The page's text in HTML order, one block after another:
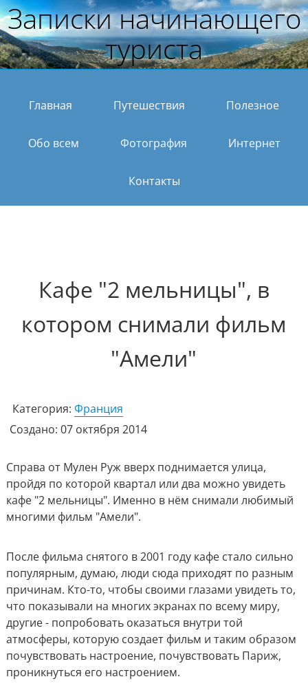
Записки начинающего
туриста
Главная Путешествия Полезное
Обо всем Фотография Интернет
Контакты
Кафе "2 мельницы", в
котором снимали фильм
"Амели"
Категория: Франция
Создано: 07 октября 2014
Справа от Мулен Руж вверх поднимается улица,
пройдя по которой квартал или два можно увидеть
кафе "2 мельницы". Именно в нём снимали любимый
многими фильм "Амели".
После фильма снятого в 2001 году кафе стало сильно
популярным, думаю, люди сюда приходят по разным
причинам. Кто-то, чтобы своими глазами увидеть то,
что показывали на многих экранах по всему миру,
другие - попробовать оказаться внутри той
атмосферы, которую создает фильм и таким образом
почувствовать настроение, почувствовать Париж,
проникнуться его настроением.